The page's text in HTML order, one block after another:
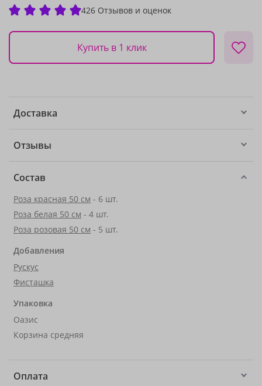
426 Отзывов и оценок
Купить в 1 клик
Доставка
Отзывы
Состав
Роза красная 50 см - 6 шт.
Роза белая 50 см - 4 шт.
Роза розовая 50 см - 5 шт.
Добавления
Рускус
Фисташка
Упаковка
Оазис
Корзина средняя
Оплата